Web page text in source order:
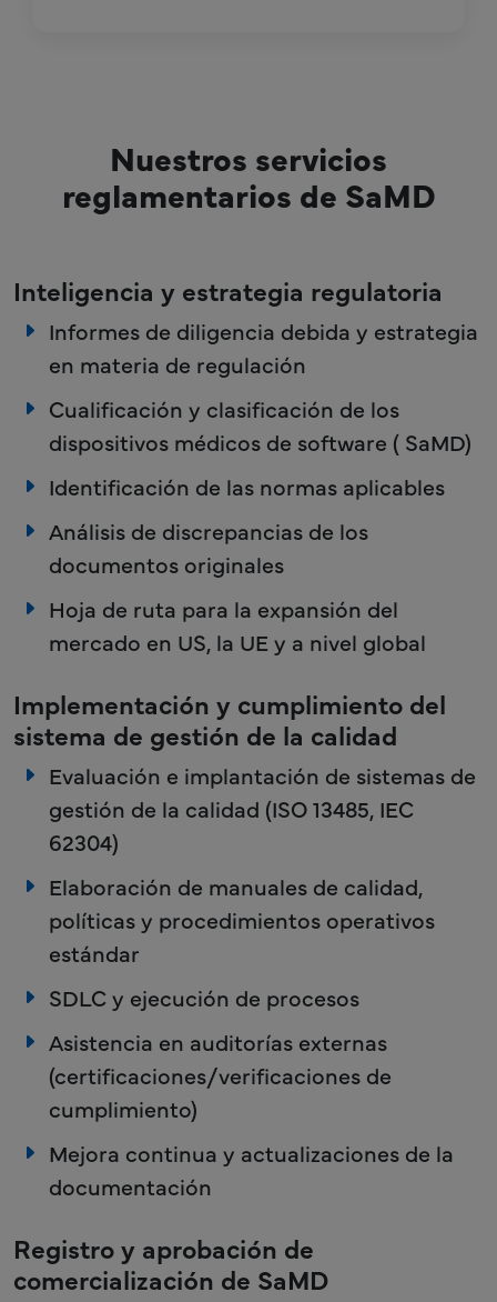
Nuestros servicios
reglamentarios de SaMD
Inteligencia y estrategia regulatoria
Informes de diligencia debida y estrategia
en materia de regulación
Cualificación y clasificación de los
dispositivos médicos de software ( SaMD)
Identificación de las normas aplicables
Análisis de discrepancias de los
documentos originales
Hoja de ruta para la expansión del
mercado en US, la UE y a nivel global
Implementación y cumplimiento del
sistema de gestión de la calidad
Evaluación e implantación de sistemas de
gestión de la calidad (ISO 13485, IEC
62304)
Elaboración de manuales de calidad,
políticas y procedimientos operativos
estándar
SDLC y ejecución de procesos
Asistencia en auditorías externas
(certificaciones/verificaciones de
cumplimiento)
Mejora continua y actualizaciones de la
documentación
Registro y aprobación de
comercialización de SaMD